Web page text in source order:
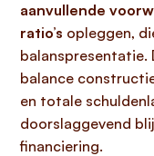
aanvullende
ratio’s opleggen,
balance
en totale
doorslaggevend
financiering.